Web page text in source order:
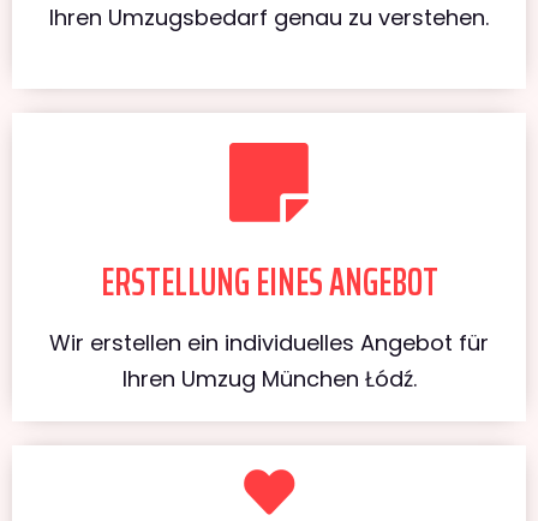
Ihren Umzugsbedarf genau zu verstehen.
ERSTELLUNG EINES ANGEBOT
Wir erstellen ein individuelles Angebot für
Ihren Umzug München Łódź.